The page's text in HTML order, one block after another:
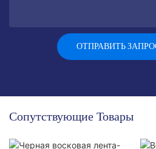
ОТПРАВИТЬ
Сопутствующие Товары